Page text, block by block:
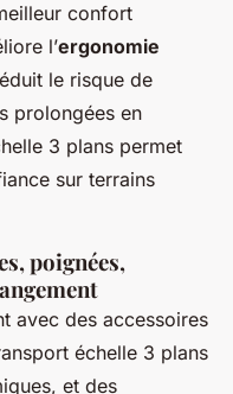
confort
l’ergonomie
le risque de
prolongées en
3 plans permet
sur terrains
poignées,
avec des accessoires
échelle 3 plans
et des